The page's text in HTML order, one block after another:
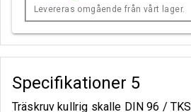
Levereras omgående från vårt lager.
Specifikationer 5
Träskruv kullrig skalle DIN 96 / TKS